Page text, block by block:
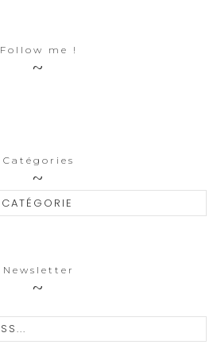
Follow me !
Catégories
Newsletter